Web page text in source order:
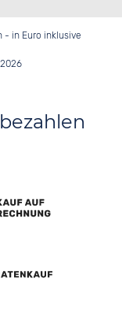
- in Euro inklusive